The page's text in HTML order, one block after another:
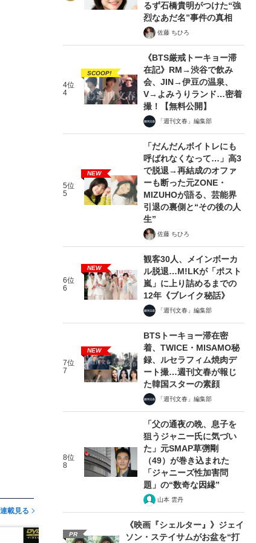
載見る
るず石橋貴明がつけた“強
烈なあだ名”事件の真相
佐藤 ちひろ
4位
4
SCOOP!
《BTS厳戒トーキョー滞
在記》RM→渋谷で飲み
会、JIN→伊豆の温泉、
V→よみうりランド…密着
撮！【無料公開】
「週刊文春」編集部
5位
5
NEW
「だんだんボイトレにも
呼ばれなくなって…」高3
で脱退→再結成のオファ
ーも断った元ZONE・
MIZUHOが語る、芸能界
引退の裏側と“その後の人
生”
佐藤 ちひろ
6位
6
NEW
観客30人、メインボーカ
ル脱退…M!LKが「ポスト
嵐」に上り詰めるまでの
12年《ブレイク秘話》
「週刊文春」編集部
7位
7
NEW
BTSトーキョー滞在密
着、TWICE・MISAMO秘
録、ルセラフィム焼肉デ
ート撮…週刊文春が報じ
た韓国スターの素顔
「週刊文春」編集部
8位
8
「父の通夜の晩、息子を
狙うジャニー氏に気づい
た」元SMAP草彅剛
（49）が巻き込まれた
「ジャニーズ性加害問
題」の“数奇な因縁”
山本 雲丹
PR
《映画『シェルター』》ジェイ
ソン・ステイサムがお盆を“打